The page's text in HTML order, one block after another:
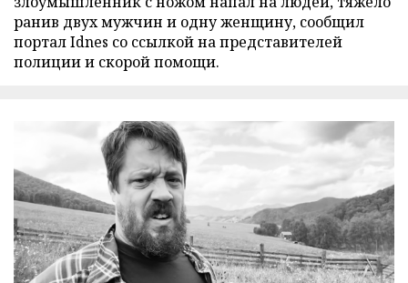
ранив двух мужчин и одну женщину, сообщил
портал Idnes со ссылкой на представителей
полиции и скорой помощи.